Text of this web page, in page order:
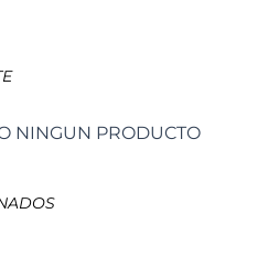
NINGUN PRODUCTO